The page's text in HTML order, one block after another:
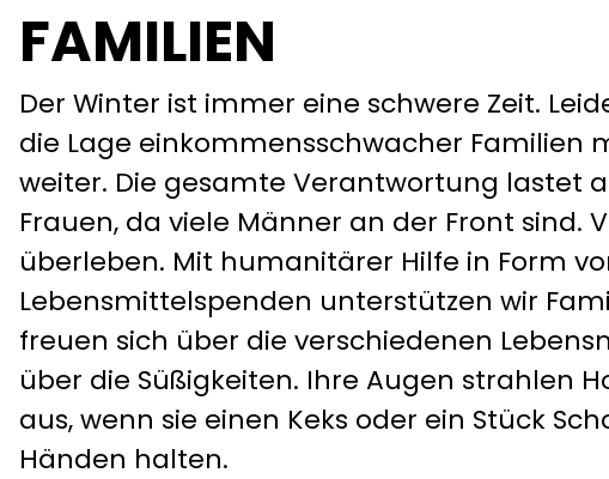
FAMILIEN
Der Winter ist immer eine schwere Zeit.
die Lage einkommensschwacher Familien
weiter. Die gesamte Verantwortung lastet
Frauen, da viele Männer an der Front sind.
überleben. Mit humanitärer Hilfe in Form
Lebensmittelspenden unterstützen wir
freuen sich über die verschiedenen
über die Süßigkeiten. Ihre Augen strahlen
aus, wenn sie einen Keks oder ein Stück
Händen halten.